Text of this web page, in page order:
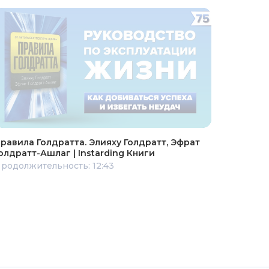
Голдратта. Элияху Голдратт, Эфрат
Ашлаг | Instarding Книги
12:43